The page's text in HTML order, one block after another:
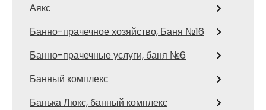
Аякс
Банно-прачечное хозяйство, Баня №16
Банно-прачечные услуги, баня №6
Банный комплекс
Банька Люкс, банный комплекс